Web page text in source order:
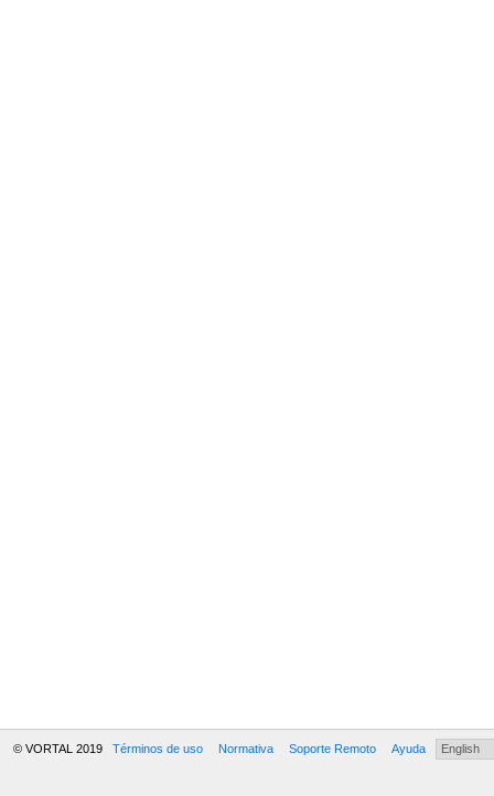
© VORTAL 2019 Términos de uso Normativa Soporte Remoto Ayuda